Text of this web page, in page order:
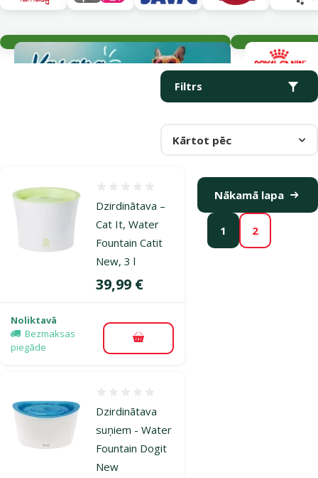
Filtrs
Kārtot pēc
Produkti kategorijā Dzirdinātavas suņiem
Dzirdinātava –
Cat It, Water
Fountain Catit
New, 3 l
Cena
39,99 €
Noliktavā
Bezmaksas
piegāde
Pievienot grozam
Dzirdinātava
suņiem - Water
Fountain Dogit
New
1 2
Nākamā lapa